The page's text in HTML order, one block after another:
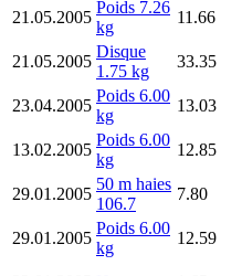
21.05.2005
Poids 7.26
kg
11.66
21.05.2005
Disque
1.75 kg
33.35
23.04.2005
Poids 6.00
kg
13.03
13.02.2005
Poids 6.00
kg
12.85
29.01.2005
50 m haies
106.7
7.80
29.01.2005
Poids 6.00
kg
12.59